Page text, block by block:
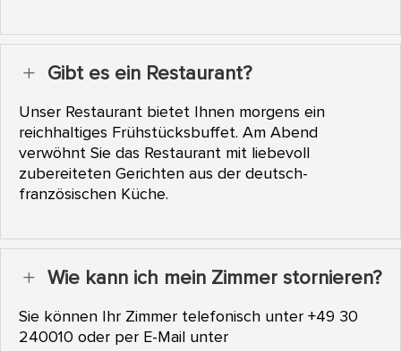
L Gibt es ein Restaurant?
Unser Restaurant bietet Ihnen morgens ein
reichhaltiges Frühstücksbuffet. Am Abend
verwöhnt Sie das Restaurant mit liebevoll
zubereiteten Gerichten aus der deutsch-
französischen Küche.
L Wie kann ich mein Zimmer stornieren?
Sie können Ihr Zimmer telefonisch unter +49 30
240010 oder per E-Mail unter